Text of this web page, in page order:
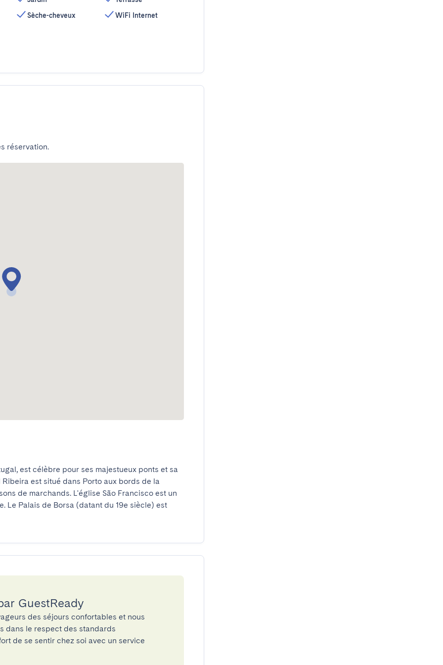
Sèche-cheveux
WiFi Internet
réservation.
est célèbre pour ses majestueux ponts et sa
est situé dans Porto aux bords de la
de marchands. L'église São Francisco est un
Le Palais de Borsa (datant du 19e siècle) est
GuestReady
des séjours confortables et nous
dans le respect des standards
de se sentir chez soi avec un service